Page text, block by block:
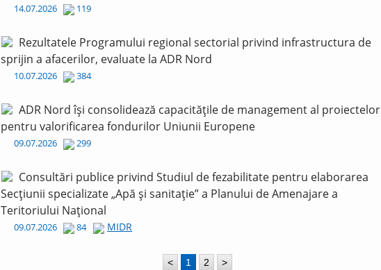
14.07.2026 119
Rezultatele Programului regional sectorial privind infrastructura de
sprijin a afacerilor, evaluate la ADR Nord
10.07.2026 384
ADR Nord își consolidează capacitățile de management al proiectelor
pentru valorificarea fondurilor Uniunii Europene
09.07.2026 299
Consultări publice privind Studiul de fezabilitate pentru elaborarea
Secțiunii specializate „Apă și sanitație” a Planului de Amenajare a
Teritoriului Național
09.07.2026 84 MIDR
< 1 2 >